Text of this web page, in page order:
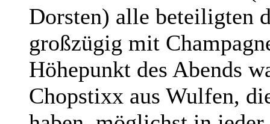
Dorsten) alle beteiligten
großzügig mit
Höhepunkt des Abends
Chopstixx aus Wulfen,